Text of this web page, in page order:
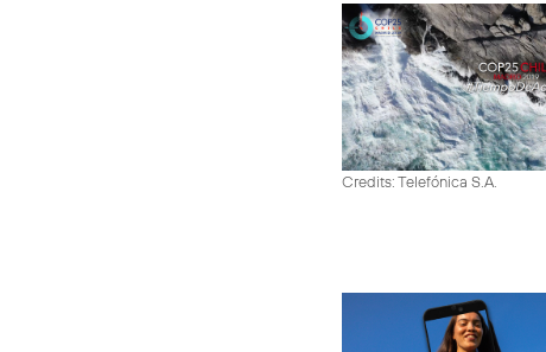
Credits: Telefónica S.A.